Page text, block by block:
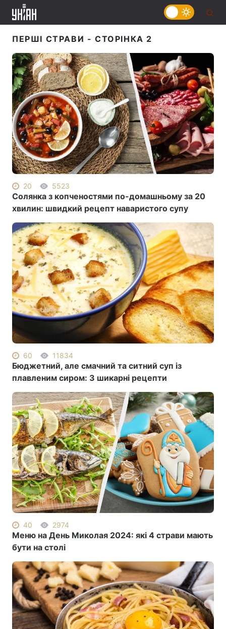
Головна Війна
Економіка Світ
Спорт Наука
Техно і зв'язок Лайт
Зброя Інциденти
ПЕРШІ СТРАВИ - СТОРІНКА 2
20 5523
Солянка з копченостями по-домашньому за 20
хвилин: швидкий рецепт наваристого супу
60 11834
Бюджетний, але смачний та ситний суп із
плавленим сиром: 3 шикарні рецепти
40 2974
Меню на День Миколая 2024: які 4 страви мають
бути на столі